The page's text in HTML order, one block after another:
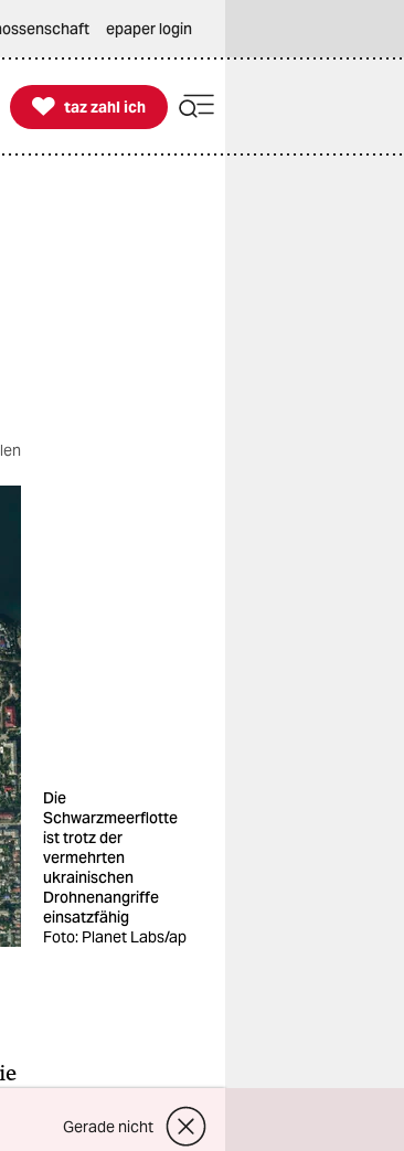
epaper login

taz zahl ich
taz zahl ich
Die
Schwarzmeerflotte
ist trotz der
vermehrten
ukrainischen
Drohnenangriffe
einsatzfähig
Foto: Planet Labs/ap
Gerade nicht